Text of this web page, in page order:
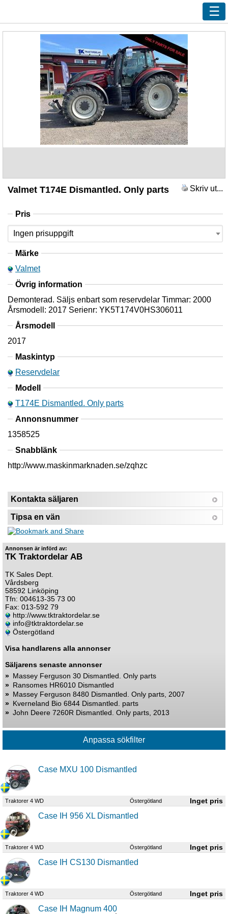
Ny sökning
Våra handlare
Annonsera
Kundservice
Annonsen är införd av:
TK Traktordelar AB
TK Sales Dept.
Vårdsberg
58592 Linköping
Tfn: 004613-35 73 00
Fax: 013-592 79
http://www.tktraktordelar.se
info@tktraktordelar.se
Östergötland
Visa handlarens alla annonser
Säljarens senaste annonser
» Massey Ferguson 30 Dismantled. Only parts
» Ransomes HR6010 Dismantled
» Massey Ferguson 8480 Dismantled. Only parts, 2007
» Kverneland Bio 6844 Dismantled. parts
» John Deere 7260R Dismantled. Only parts, 2013
Skriv ut...
Valmet T174E Dismantled. Only parts
Pris
Märke
Valmet
Övrig information
Demonterad. Säljs enbart som reservdelar Timmar: 2000
Årsmodell: 2017 Serienr: YK5T174V0HS306011
Årsmodell
2017
Maskintyp
Reservdelar
Modell
T174E Dismantled. Only parts
Annonsnummer
1358525
Snabblänk
http://www.maskinmarknaden.se/zqhzc
Kontakta säljaren
Tipsa en vän
Case MXU 100 Dismantled
Traktorer 4 WD Östergötland
Case IH 956 XL Dismantled
Traktorer 4 WD Östergötland
Case IH CS130 Dismantled
Traktorer 4 WD Östergötland
Case IH Magnum 400